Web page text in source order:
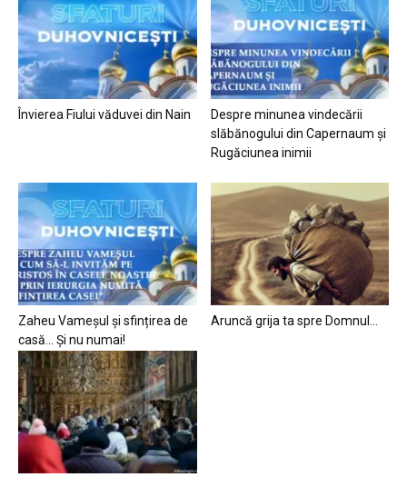
Învierea Fiului văduvei din Nain
Despre minunea vindecării
slăbănogului din Capernaum și
Rugăciunea inimii
Zaheu Vameșul și sfințirea de
casă… Și nu numai!
Aruncă grija ta spre Domnul…